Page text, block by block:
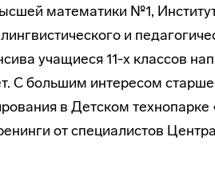
математики №1,
и
учащиеся 11-х классов
С большим интересом
в Детском
от специалистов